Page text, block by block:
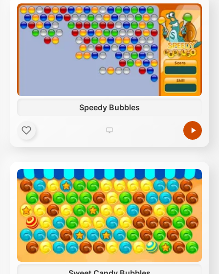
Speedy Bubbles